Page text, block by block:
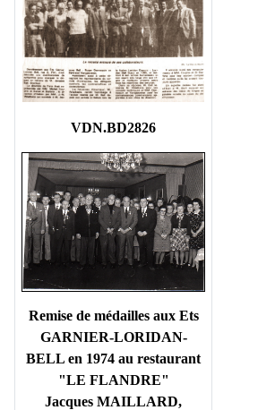
VDN.BD2826
Remise de médailles aux Ets
GARNIER-LORIDAN-
BELL en 1974 au restaurant
"LE FLANDRE"
Jacques MAILLARD,